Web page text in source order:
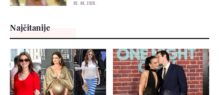
05. 08. 2026.
Najčitanije